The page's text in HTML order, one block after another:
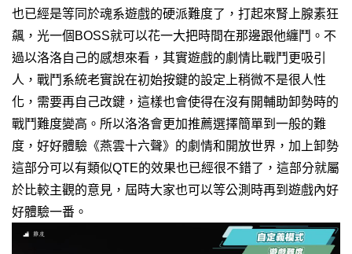
也已經是等同於魂系遊戲的硬派難度了，打起來腎上腺素狂
飆，光一個BOSS就可以花一大把時間在那邊跟他纏鬥。 不
過以洛洛自己的感想來看，其實遊戲的劇情比戰鬥更吸引
人，戰鬥系統老實說在初始按鍵的設定上稍微不是很人性
化，需要再自己改鍵，這樣也會使得在沒有開輔助卸勢時的
戰鬥難度變高。 所以洛洛會更加推薦選擇簡單到一般的難
度，好好體驗《燕雲十六聲》的劇情和開放世界，加上卸勢
這部分可以有類似QTE的效果也已經很不錯了，這部分就屬
於比較主觀的意見，屆時大家也可以等公測時再到遊戲內好
好體驗一番。